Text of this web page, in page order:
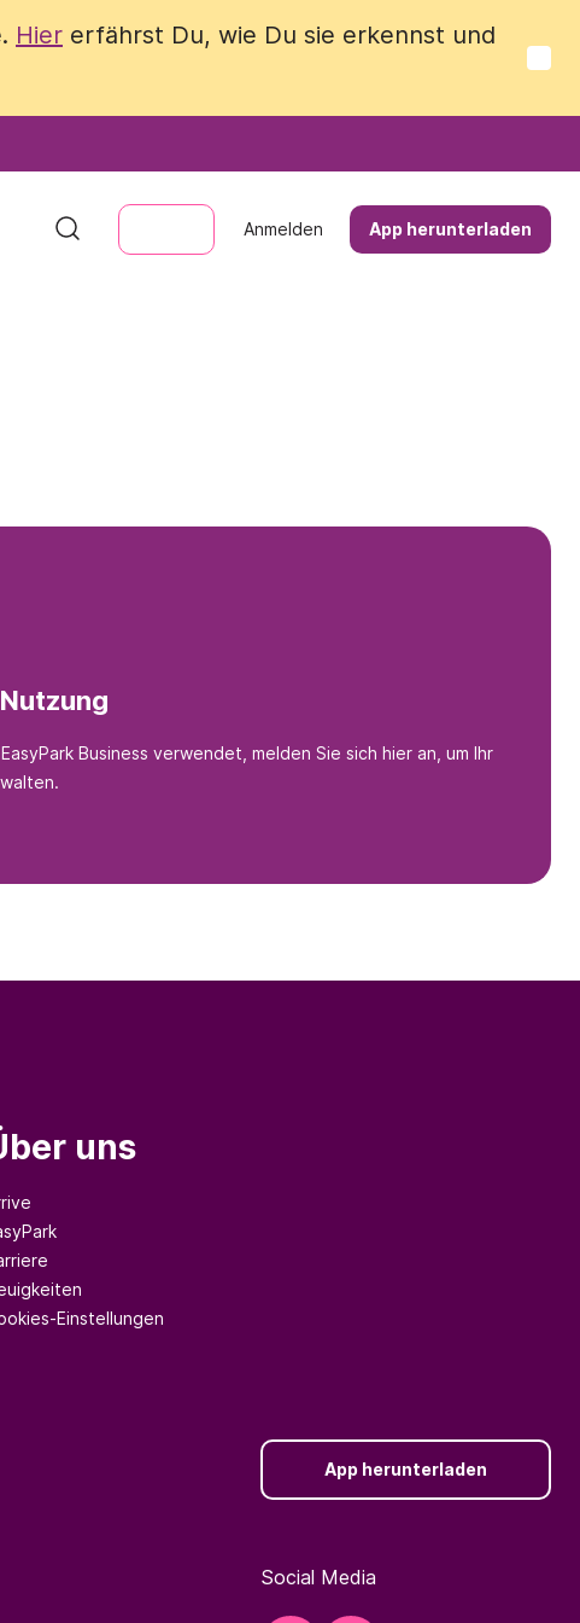
Hier erfährst Du, wie Du sie erkennst und
Anmelden App herunterladen
Hier erfährst Du, wie Du sie erkennst und
Anmelden App herunterladen
Business verwendet, melden Sie sich hier an, um Ihr
uns
Einstellungen
App herunterladen
Social Media